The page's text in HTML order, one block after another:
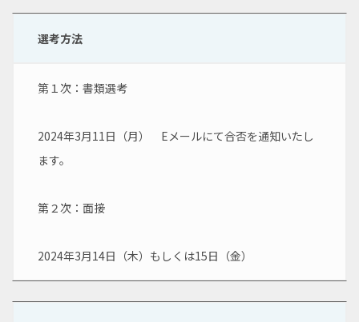
選考方法
第１次：書類選考
2024年3月11日（月）　Eメールにて合否を通知いたし
ます。
第２次：面接
2024年3月14日（木）もしくは15日（金）